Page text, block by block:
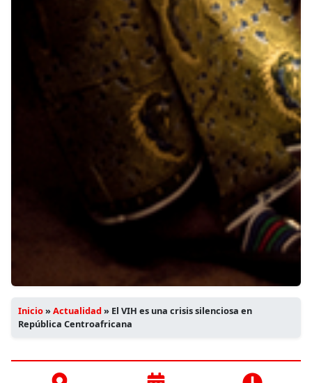
Inicio»Actualidad» El VIH es una crisis silenciosa en
República Centroafricana